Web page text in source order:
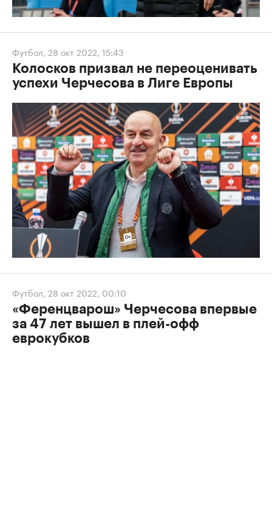
Футбол, 28 окт 2022, 15:43
Колосков призвал не переоценивать
успехи Черчесова в Лиге Европы
Футбол, 28 окт 2022, 00:10
«Ференцварош» Черчесова впервые
за 47 лет вышел в плей-офф
еврокубков